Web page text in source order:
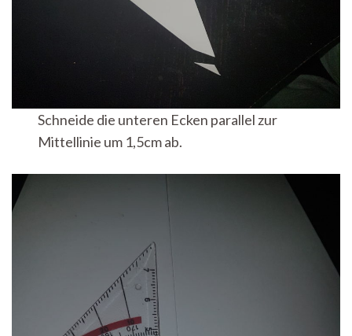
Schneide die unteren Ecken parallel zur
Mittellinie um 1,5cm ab.